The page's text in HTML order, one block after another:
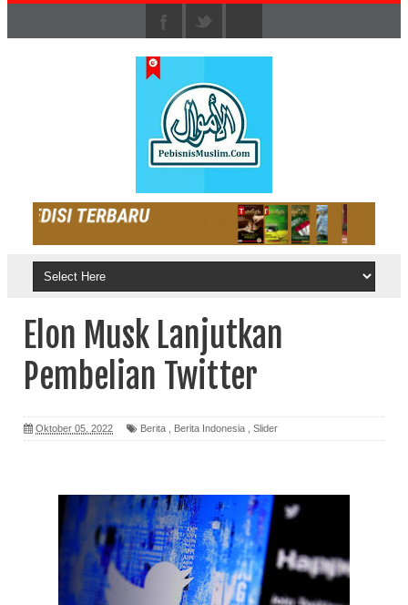
Elon Musk Lanjutkan
Pembelian Twitter
Oktober 05, 2022 Berita Berita Indonesia Slider